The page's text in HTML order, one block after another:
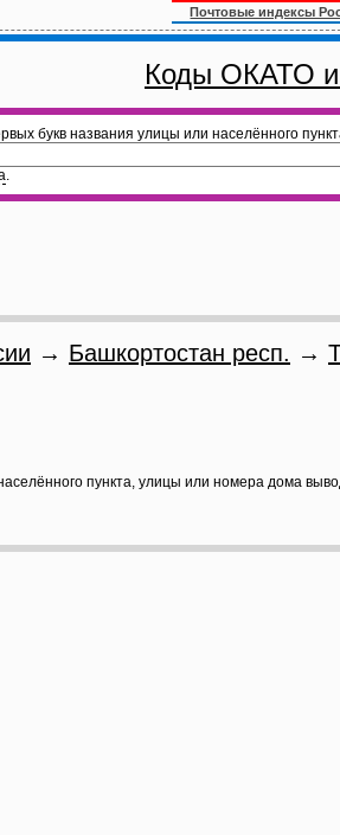
Почтовые индексы
Коды ОКАТО
букв названия улицы или населённого
.
→ Башкортостан респ. →
пункта, улицы или номера дома